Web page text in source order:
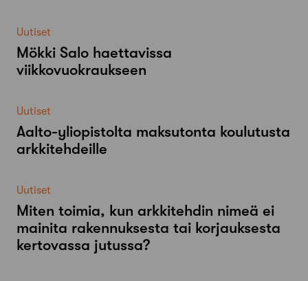
Uutiset
Mökki Salo haettavissa
viikkovuokraukseen
Uutiset
Aalto-​yliopistolta maksutonta koulutusta
arkkitehdeille
Uutiset
Miten toimia, kun arkkitehdin nimeä ei
mainita rakennuksesta tai korjauksesta
kertovassa jutussa?